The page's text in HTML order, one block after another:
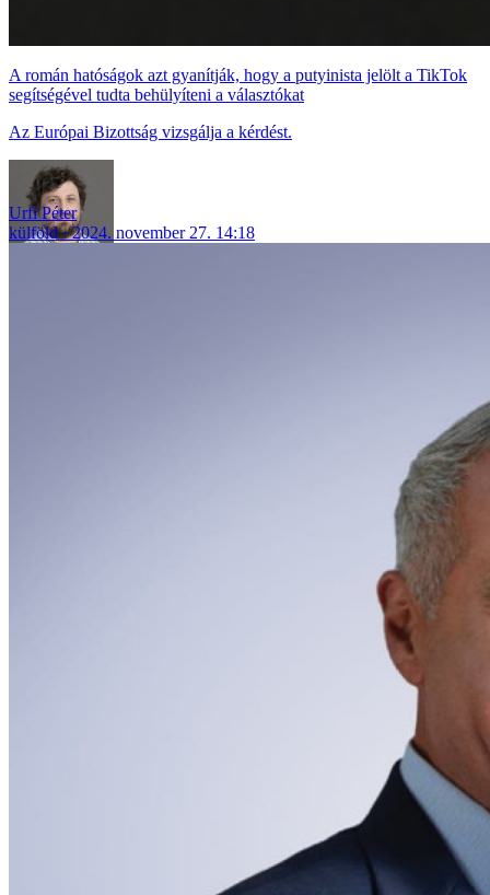
A román hatóságok azt gyanítják, hogy a putyinista jelölt a TikTok
segítségével tudta behülyíteni a választókat
Az Európai Bizottság vizsgálja a kérdést.
Urfi Péter
külföld
2024. november 27. 14:18